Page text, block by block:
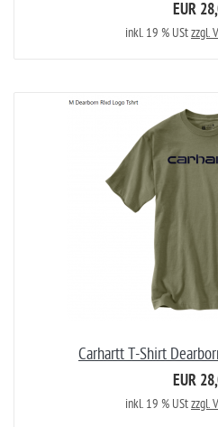
EUR
inkl. 19 % UStzzgl.
Carhartt T-Shirt
EUR
inkl. 19 % UStzzgl.